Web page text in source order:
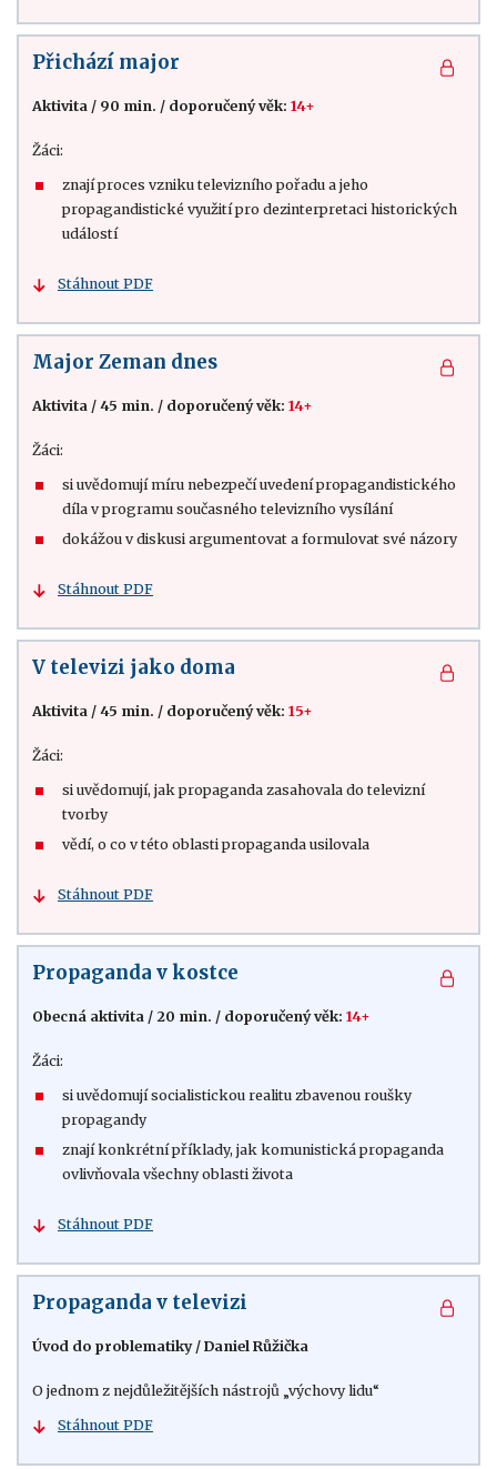
Přichází major
Aktivita / 90 min. / doporučený věk: 14+
Žáci:
znají proces vzniku televizního pořadu a jeho
propagandistické využití pro dezinterpretaci historických
událostí
Stáhnout PDF
Major Zeman dnes
Aktivita / 45 min. / doporučený věk: 14+
Žáci:
si uvědomují míru nebezpečí uvedení propagandistického
díla v programu současného televizního vysílání
dokážou v diskusi argumentovat a formulovat své názory
Stáhnout PDF
V televizi jako doma
Aktivita / 45 min. / doporučený věk: 15+
Žáci:
si uvědomují, jak propaganda zasahovala do televizní
tvorby
vědí, o co v této oblasti propaganda usilovala
Stáhnout PDF
Propaganda v kostce
Obecná aktivita / 20 min. / doporučený věk: 14+
Žáci:
si uvědomují socialistickou realitu zbavenou roušky
propagandy
znají konkrétní příklady, jak komunistická propaganda
ovlivňovala všechny oblasti života
Stáhnout PDF
Propaganda v televizi
Úvod do problematiky/ Daniel Růžička
O jednom z nejdůležitějších nástrojů „výchovy lidu“
Stáhnout PDF